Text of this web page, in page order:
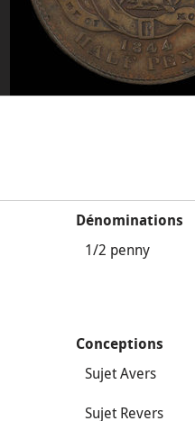
Dénominations
1/2 penny
Conceptions
Sujet Avers
Sujet Revers